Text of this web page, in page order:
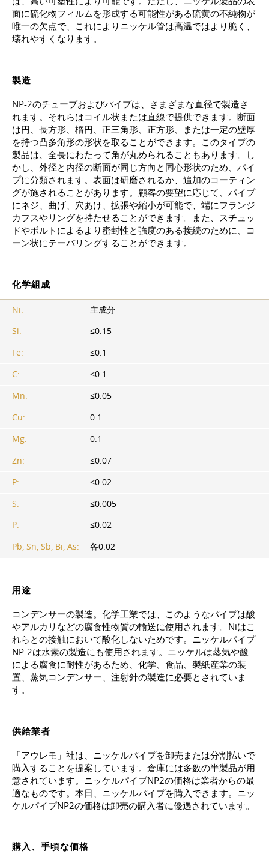
面に硫化物フィルムを形成する可能性がある硫黄の不純物が
唯一の欠点で、これによりニッケル管は高温ではより脆く、
壊れやすくなります。
製造
NP-2のチューブおよびパイプは、さまざまな直径で製造さ
れます。それらはコイル状または直線で提供できます。断面
は円、長方形、楕円、正三角形、正方形、または一定の壁厚
を持つ凸多角形の形状を取ることができます。このタイプの
製品は、全長にわたって角が丸められることもあります。し
かし、外径と内径の断面が同じ方向と同心形状のため、パイ
プに分類されます。表面は研磨されるか、追加のコーティン
グが施されることがあります。顧客の要望に応じて、パイプ
にネジ、曲げ、穴あけ、拡張や縮小が可能で、端にフランジ
カフスやリングを持たせることができます。また、スチュッ
ドやボルトによるより密封性と強度のある接続のために、コ
ーン状にテーパリングすることができます。
化学組成
Ni:
主成分
Si:
≤0.15
Fe:
≤0.1
C:
≤0.1
Mn:
≤0.05
Cu:
0.1
Mg:
0.1
Zn:
≤0.07
P:
≤0.02
S:
≤0.005
P:
≤0.02
Pb, Sn, Sb, Bi, As:
各0.02
用途
コンデンサーの製造。化学工業では、このようなパイプは酸
やアルカリなどの腐食性物質の輸送に使用されます。Niはこ
れらとの接触において酸化しないためです。ニッケルパイプ
NP-2は水素の製造にも使用されます。ニッケルは蒸気や酸
による腐食に耐性があるため、化学、食品、製紙産業の装
置、蒸気コンデンサー、注射針の製造に必要とされていま
す。
供給業者
「アウレモ」社は、ニッケルパイプを卸売または分割払いで
購入することを提案しています。倉庫には多数の半製品が用
意されています。ニッケルパイプNP2の価格は業者からの最
適なものです。本日、ニッケルパイプを購入できます。ニッ
ケルパイプNP2の価格は卸売の購入者に優遇されています。
購入、手頃な価格